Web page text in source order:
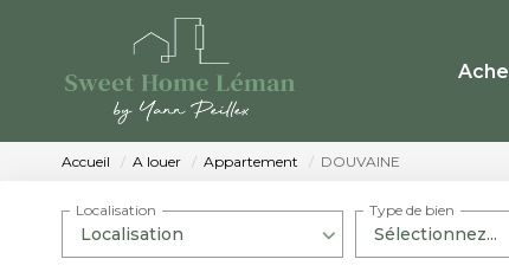
Accueil A louer Appartement DOUVAINE
Localisation
Localisation
Sélectionnez...
Type de bien